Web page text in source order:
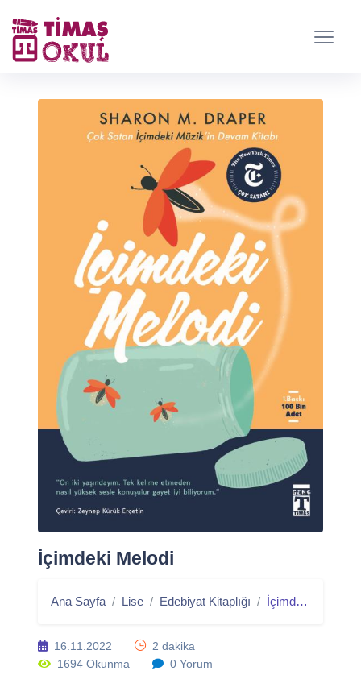
İçimdeki Melodi
Ana Sayfa Lise Edebiyat Kitaplığı İçimdeki Melodi
16.11.2022
2 dakika
1694 Okunma
0 Yorum